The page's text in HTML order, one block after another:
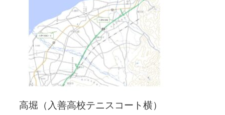
高堀（入善高校テニスコート横）